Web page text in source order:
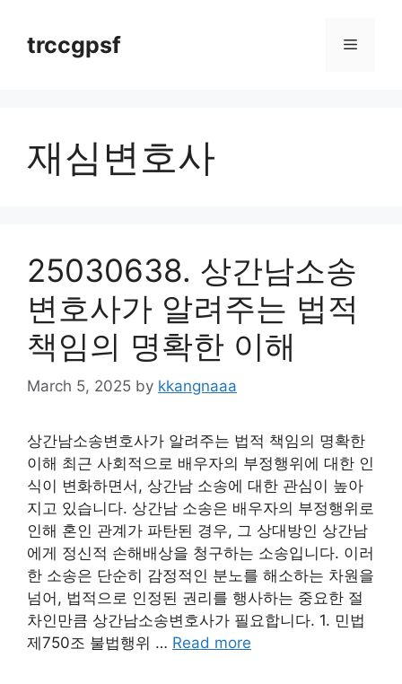
contenttrccgpsf Menu
재심변호사
25030638. 상간남소송
변호사가 알려주는 법적
책임의 명확한 이해
March 5, 2025 by kkangnaaa
상간남소송변호사가 알려주는 법적 책임의 명확한
이해 최근 사회적으로 배우자의 부정행위에 대한 인
식이 변화하면서, 상간남 소송에 대한 관심이 높아
지고 있습니다. 상간남 소송은 배우자의 부정행위로
인해 혼인 관계가 파탄된 경우, 그 상대방인 상간남
에게 정신적 손해배상을 청구하는 소송입니다. 이러
한 소송은 단순히 감정적인 분노를 해소하는 차원을
넘어, 법적으로 인정된 권리를 행사하는 중요한 절
차인만큼 상간남소송변호사가 필요합니다. 1. 민법
제750조 불법행위 … Read more